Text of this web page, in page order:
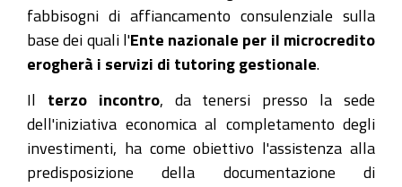
fabbisogni di affiancamento consulenziale sulla
base dei quali l'Ente nazionale per il microcredito
erogherà i servizi di tutoring gestionale
Il terzo incontro, da tenersi presso la sede
dell'iniziativa economica al completamento degli
investimenti, ha come obiettivo l'assistenza alla
predisposizione della documentazione di